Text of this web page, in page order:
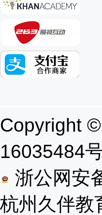
Copyright
16035484
浙公网安
杭州久伴教